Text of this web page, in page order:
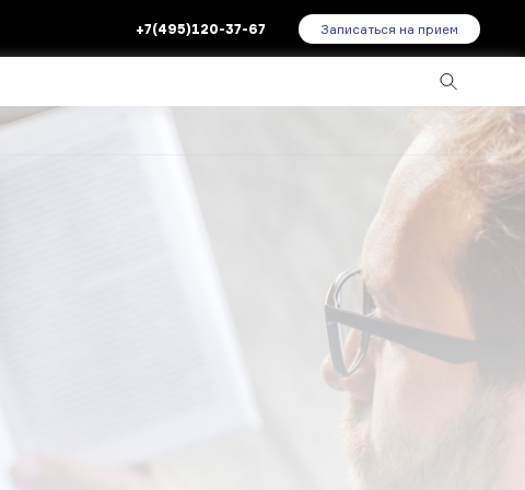
+7(495)120-37-67 Записаться на прием